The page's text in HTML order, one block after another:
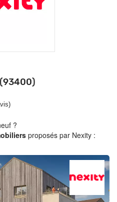
?
proposés par Nexity :